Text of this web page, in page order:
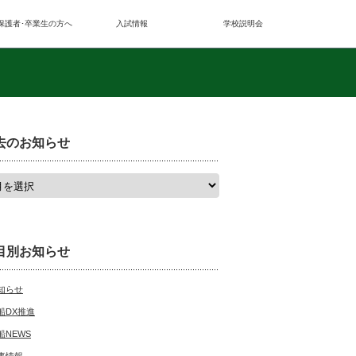
護者･卒業生の方へ 入試情報 学校説明会
のお知らせ
別お知らせ
らせ
DX推進
NEWS